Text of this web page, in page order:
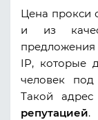
Цена прокси
и из
предложения
IP, которые
человек
Такой
репутацией.